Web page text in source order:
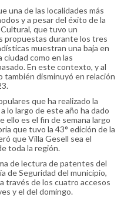
una de las localidades más
y a pesar del éxito de la
que tuvo un
propuestas durante los tres
muestran una baja en
como en las
En este contexto, y al
también disminuyó en relación
que ha realizado la
lo largo de este año ha dado
es el fin de semana largo
que tuvo la 43° edición de la
que Villa Gesell sea el
toda la región.
de lectura de patentes del
de Seguridad del municipio,
través de los cuatro accesos
y el del domingo.